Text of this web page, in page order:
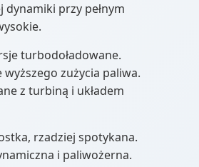
dynamiki przy pełnym
turbodoładowane.
zużycia paliwa.
z turbiną i układem
rzadziej spotykana.
i paliwożerna.